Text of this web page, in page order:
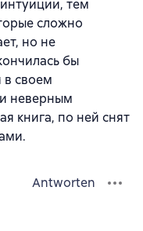
тем
сложно
но не
бы
своем
неверным
книга, по ней снят
Antworten